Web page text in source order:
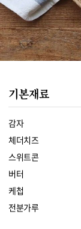
기본재료
감자
체더치즈
스위트콘
버터
케첩
전분가루